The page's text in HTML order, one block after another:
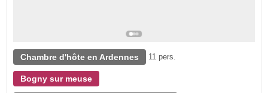
Chambre d'hôte en Ardennes 11 pers.
Bogny sur meuse